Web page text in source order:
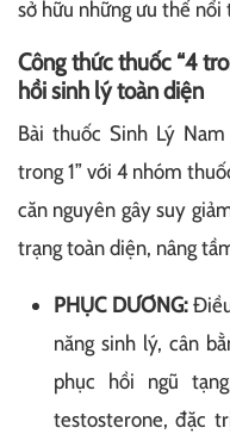
sở hữu những ưu thế nổi
Công thức thuốc “4
hồi sinh lý toàn diện
Bài thuốc Sinh Lý
trong 1” với 4 nhóm
căn nguyên gây suy
trạng toàn diện, nâng
PHỤC DƯƠNG:
năng sinh lý, cân
phục hồi ngũ
testosterone, đặc